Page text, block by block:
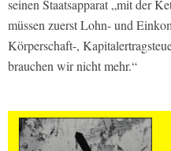
seinen Staatsapparat „mit der
müssen zuerst Lohn- und
Körperschaft-,
brauchen wir nicht mehr.“